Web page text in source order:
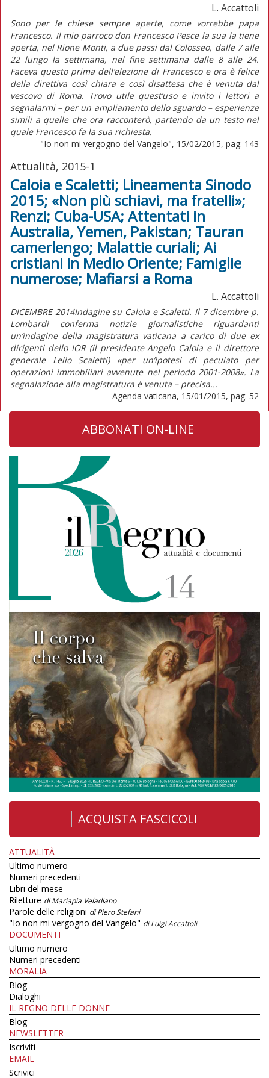
L. Accattoli
Sono per le chiese sempre aperte, come vorrebbe papa
Francesco. Il mio parroco don Francesco Pesce la sua la tiene
aperta, nel Rione Monti, a due passi dal Colosseo, dalle 7 alle
22 lungo la settimana, nel fine settimana dalle 8 alle 24.
Faceva questo prima dell’elezione di Francesco e ora è felice
della direttiva così chiara e così disattesa che è venuta dal
vescovo di Roma. Trovo utile quest’uso e invito i lettori a
segnalarmi – per un ampliamento dello sguardo – esperienze
simili a quelle che ora racconterò, partendo da un testo nel
quale Francesco fa la sua richiesta.
"Io non mi vergogno del Vangelo", 15/02/2015, pag. 143
Attualità, 2015-1
Caloia e Scaletti; Lineamenta Sinodo
2015; «Non più schiavi, ma fratelli»;
Renzi; Cuba-USA; Attentati in
Australia, Yemen, Pakistan; Tauran
camerlengo; Malattie curiali; Ai
cristiani in Medio Oriente; Famiglie
numerose; Mafiarsi a Roma
L. Accattoli
DICEMBRE 2014Indagine su Caloia e Scaletti. Il 7 dicembre p.
Lombardi conferma notizie giornalistiche riguardanti
un’indagine della magistratura vaticana a carico di due ex
dirigenti dello IOR (il presidente Angelo Caloia e il direttore
generale Lelio Scaletti) «per un’ipotesi di peculato per
operazioni immobiliari avvenute nel periodo 2001-2008». La
segnalazione alla magistratura è venuta – precisa...
Agenda vaticana, 15/01/2015, pag. 52
ABBONATI ON-LINE
ACQUISTA FASCICOLI
ATTUALITÀ
Ultimo numero
Numeri precedenti
Libri del mese
Riletture di Mariapia Veladiano
Parole delle religioni di Piero Stefani
"Io non mi vergogno del Vangelo" di Luigi Accattoli
DOCUMENTI
Ultimo numero
Numeri precedenti
MORALIA
Blog
Dialoghi
IL REGNO DELLE DONNE
Blog
NEWSLETTER
Iscriviti
EMAIL
Scrivici